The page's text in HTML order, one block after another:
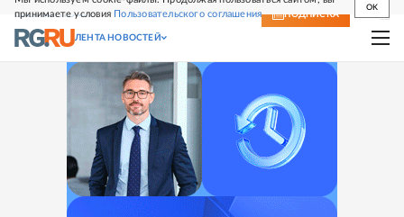
принимаете условия Пользовательского соглашения
OK
СВЕЖИЙ НОМЕР ПОДПИСКА
ЛЕНТА НОВОСТЕЙ